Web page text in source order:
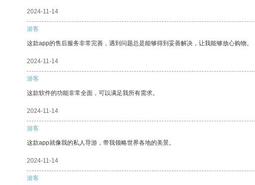
2024-11-14
游客
这款app的售后服务非常完善，遇到问题总是能够得到妥善解决，让我能够放心购物。
2024-11-14
游客
这款软件的功能非常全面，可以满足我所有需求。
2024-11-14
游客
这款app就像我的私人导游，带我领略世界各地的美景。
2024-11-14
游客